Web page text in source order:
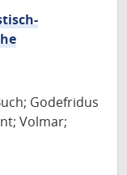
Godefridus
Volmar;